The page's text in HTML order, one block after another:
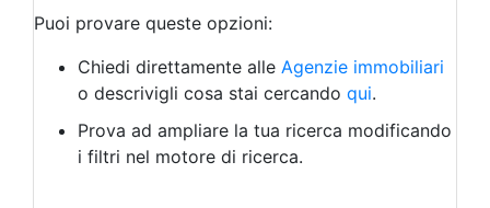
Agriturismo
Magazzini
Capannoni
Uffici
Terreni in Vendita
Qualsiasi
Puoi provare queste opzioni:
Chiedi direttamente alle Agenzie immobiliari
o descrivigli cosa stai cercando qui.
Prova ad ampliare la tua ricerca modificando
i filtri nel motore di ricerca.